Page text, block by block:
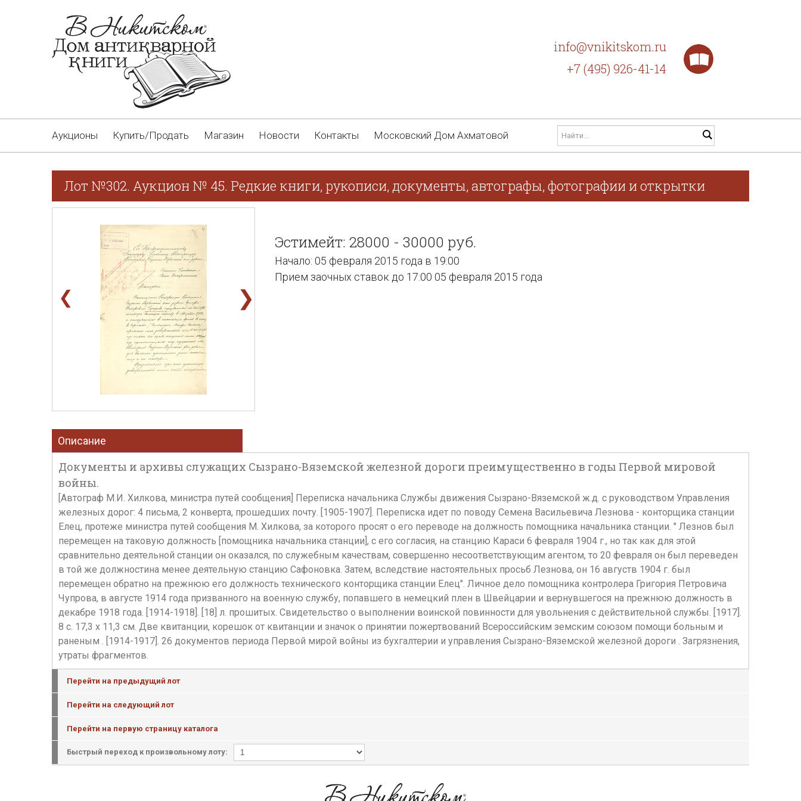
info@vnikitskom.ru
+7 (495) 926-41-14
Аукционы Купить/Продать Магазин Новости Контакты Московский Дом Ахматовой
Лот №302. Аукцион № 45. Редкие книги, рукописи, документы, автографы, фотографии и открытки
❮ ❯
Эстимейт: 28000 - 30000 руб.
Начало: 05 февраля 2015 года в 19:00
Прием заочных ставок до 17:00 05 февраля 2015 года
Описание
Документы и архивы служащих Сызрано-Вяземской железной дороги преимущественно в годы Первой мировой
войны.
[Автограф М.И. Хилкова, министра путей сообщения] Переписка начальника Службы движения Сызрано-Вяземской ж.д. с руководством Управления
железных дорог: 4 письма, 2 конверта, прошедших почту. [1905-1907]. Переписка идет по поводу Семена Васильевича Лезнова - конторщика станции
Елец, протеже министра путей сообщения М. Хилкова, за которого просят о его переводе на должность помощника начальника станции. " Лезнов был
перемещен на таковую должность [помощника начальника станции], с его согласия, на станцию Караси 6 февраля 1904 г., но так как для этой
сравнительно деятельной станции он оказался, по служебным качествам, совершенно несоответствующим агентом, то 20 февраля он был переведен
в той же должностина менее деятельную станцию Сафоновка. Затем, вследствие настоятельных просьб Лезнова, он 16 августв 1904 г. был
перемещен обратно на прежнюю его должность технического конторщика станции Елец". Личное дело помощника контролера Григория Петровича
Чупрова, в августе 1914 года призванного на военную службу, попавшего в немецкий плен в Швейцарии и вернувшегося на прежнюю должность в
декабре 1918 года. [1914-1918]. [18] л. прошитых. Свидетельство о выполнении воинской повинности для увольнения с действительной службы. [1917].
8 с. 17,3 х 11,3 см. Две квитанции, корешок от квитанции и значок о принятии пожертвований Всероссийским земским союзом помощи больным и
раненым . [1914-1917]. 26 документов периода Первой мирой войны из бухгалтерии и управления Сызрано-Вяземской железной дороги . Загрязнения,
утраты фрагментов.
Перейти на предыдущий лот
Перейти на следующий лот
Перейти на первую страницу каталога
Быстрый переход к произвольному лоту: